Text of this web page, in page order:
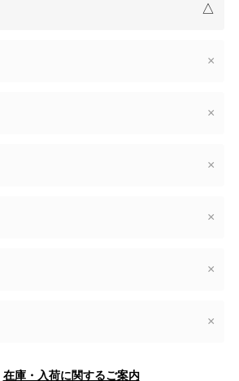
△
×
×
×
×
×
×
在庫・入荷に関するご案内